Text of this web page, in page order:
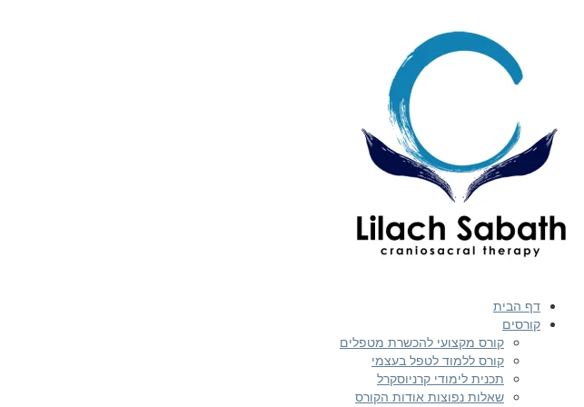
דף הבית
קורסים
קורס מקצועי להכשרת מטפלים
קורס ללמוד לטפל בעצמי
תכנית לימודי קרניוסקרל
שאלות נפוצות אודות הקורס